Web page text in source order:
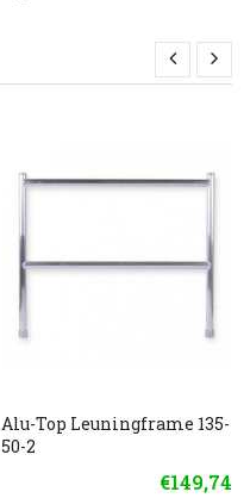
Alu-Top Leuningframe 135-
50-2
€149,74